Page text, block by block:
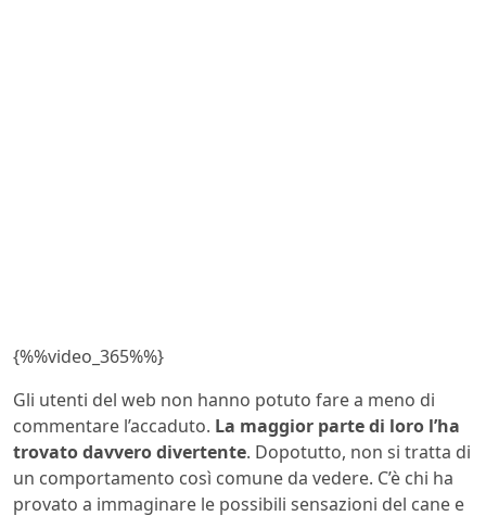
{%%video_365%%}
Gli utenti del web non hanno potuto fare a meno di
commentare l’accaduto. La maggior parte di loro l’ha
trovato davvero divertente. Dopotutto, non si tratta di
un comportamento così comune da vedere. C’è chi ha
provato a immaginare le possibili sensazioni del cane e